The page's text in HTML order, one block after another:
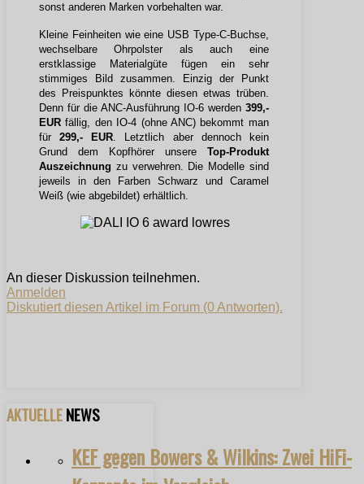
sonst anderen Marken vorbehalten war.
Kleine Feinheiten wie eine USB Type-C-Buchse,
wechselbare Ohrpolster als auch eine
erstklassige Materialgüte fügen ein sehr
stimmiges Bild zusammen. Einzig der Punkt
des Preispunktes könnte diesen etwas trüben.
Denn für die ANC-Ausführung IO-6 werden 399,-
EUR fällig, den IO-4 (ohne ANC) bekommt man
für299,- EUR. Letztlich aber dennoch kein
Grund dem Kopfhörer unsere Top-Produkt
Auszeichnung zu verwehren. Die Modelle sind
jeweils in den Farben Schwarz und Caramel
Weiß (wie abgebildet) erhältlich.
An dieser Diskussion teilnehmen.
Anmelden
Diskutiert diesen Artikel im Forum (0 Antworten).
AKTUELLENEWS
KEF gegen Bowers & Wilkins: Zwei HiFi-